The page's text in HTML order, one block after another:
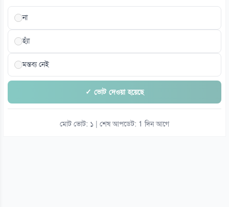
না
হ্যাঁ
মন্তব্য নেই
✓ ভোট দেওয়া হয়েছে
মোট ভোট: ১ | শেষ আপডেট: 1 দিন আগে